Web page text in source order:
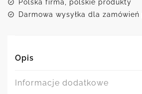
Polska firma, polskie produkty
Darmowa wysyłka dla
Opis
Informacje dodatkowe